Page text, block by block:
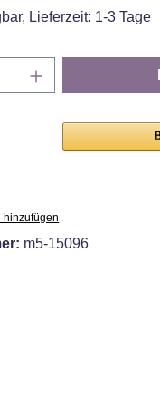
Lieferzeit: 1-3 Tage
Gib den
hinzufügen
m5-15096